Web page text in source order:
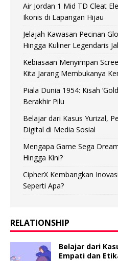
Air Jordan 1 Mid TD Cleat
Ikonis di Lapangan Hijau
Jelajah Kawasan Pecinan
Hingga Kuliner Legendaris
Kebiasaan Menyimpan
Kita Jarang Membukanya
Piala Dunia 1954: Kisah
Berakhir Pilu
Belajar dari Kasus Yurizal,
Digital di Media Sosial
Mengapa Game Sega
Hingga Kini?
CipherX Kembangkan
Seperti Apa?
RELATIONSHIP
Belajar dari
Empati dan